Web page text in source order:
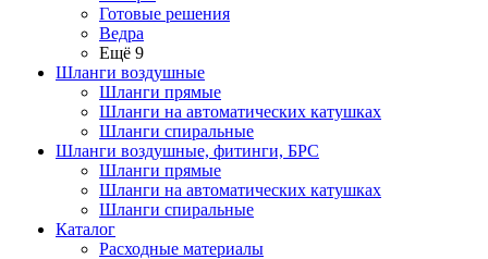
Готовые решения
Ведра
Ещё 9
Шланги воздушные
Шланги прямые
Шланги на автоматических катушках
Шланги спиральные
Шланги воздушные, фитинги, БРС
Шланги прямые
Шланги на автоматических катушках
Шланги спиральные
Каталог
Расходные материалы